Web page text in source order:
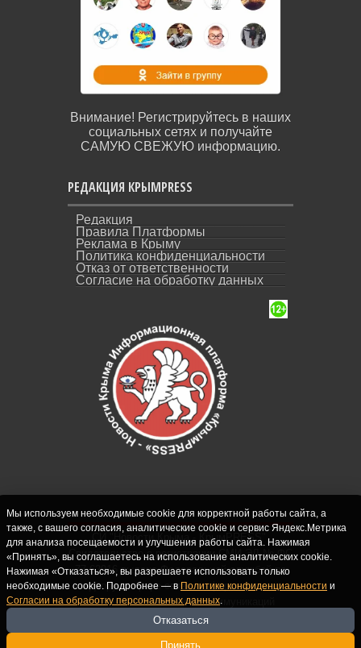
Внимание! Регистрируйтесь в наших
социальных сетях и получайте
САМУЮ СВЕЖУЮ информацию.
РЕДАКЦИЯ КРЫМPRESS
Редакция
Правила Платформы
Реклама в Крыму
Политика конфиденциальности
Отказ от ответственности
Согласие на обработку данных
СИ "Новости Крыма - КрымPRESS".
Свидетельство о регистрации СМИ ЭЛ № ФС
77-62916 выдано Федеральной службой по
надзору в сфере связи, информационных
технологий и массовых коммуникаций
(Роскомнадзор) 10.09.2015. Учредитель и
главный редактор: Крутских С.М. Почта:
Мы используем необходимые cookie для корректной работы сайта, а
также, с вашего согласия, аналитические cookie и сервис Яндекс.Метрика
для анализа посещаемости и улучшения работы сайта. Нажимая
«Принять», вы соглашаетесь на использование аналитических cookie.
Нажимая «Отказаться», вы разрешаете использовать только
необходимые cookie. Подробнее — в Политике конфиденциальности и
Согласии на обработку персональных данных.
Отказаться
Принять